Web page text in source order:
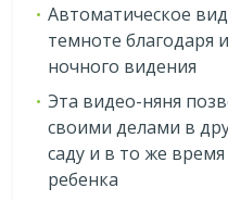
Автоматическое
темноте благодаря
ночного видения
Эта видео-няня
своими делами в
саду и в то же время
ребенка